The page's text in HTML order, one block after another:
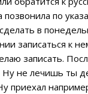
по
в
записаться к
записать.
Ну не лечишь ты
приехал